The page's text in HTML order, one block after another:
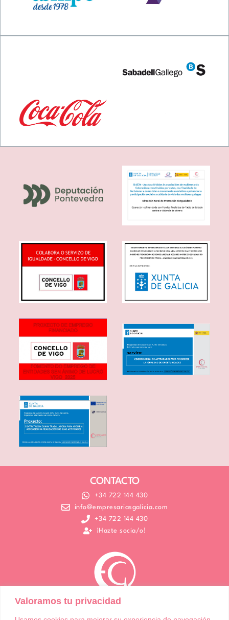
Valoramos tu privacidad
CONTACTO
+34 722 144 430
info@empresariasgalicia.com
+34 722 144 430
¡Hazte socia/o!